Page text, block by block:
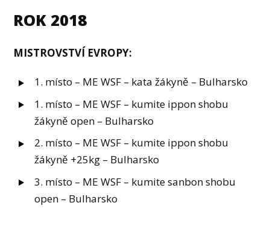
ROK 2018
MISTROVSTVÍ EVROPY:
1. místo – ME WSF – kata žákyně – Bulharsko
1. místo – ME WSF – kumite ippon shobu
žákyně open – Bulharsko
2. místo – ME WSF – kumite ippon shobu
žákyně +25kg – Bulharsko
3. místo – ME WSF – kumite sanbon shobu
open – Bulharsko